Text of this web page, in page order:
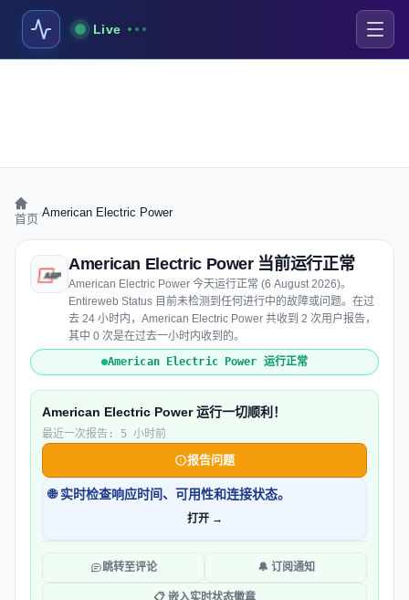
Live
首页 American Electric Power
American Electric Power 当前运行正常
American Electric Power 今天运行正常 (6 August 2026)。
Entireweb Status 目前未检测到任何进行中的故障或问题。在过
去 24 小时内，American Electric Power 共收到 2 次用户报告，
其中 0 次是在过去一小时内收到的。
American Electric Power 运行正常
American Electric Power 运行一切顺利！
最近一次报告: 5 小时前
报告问题
🌐 实时检查响应时间、可用性和连接状态。
打开 →
跳转至评论 🔔 订阅通知
📋 嵌入实时状态徽章